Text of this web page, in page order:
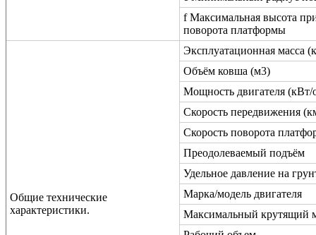
f Максимальная высота
поворота платформы
Общие технические
характеристики.
Эксплуатационная масса
Объём ковша (м3)
Мощность двигателя
Скорость передвижения
Скорость поворота
Преодолеваемый подъём
Удельное давление на
Марка/модель двигателя
Максимальный крутящий